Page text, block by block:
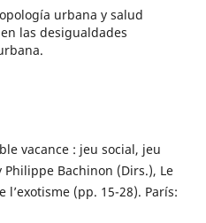
urbana y salud
las desigualdades
vacance : jeu social, jeu
Philippe Bachinon (Dirs.), Le
(pp. 15-28). París: